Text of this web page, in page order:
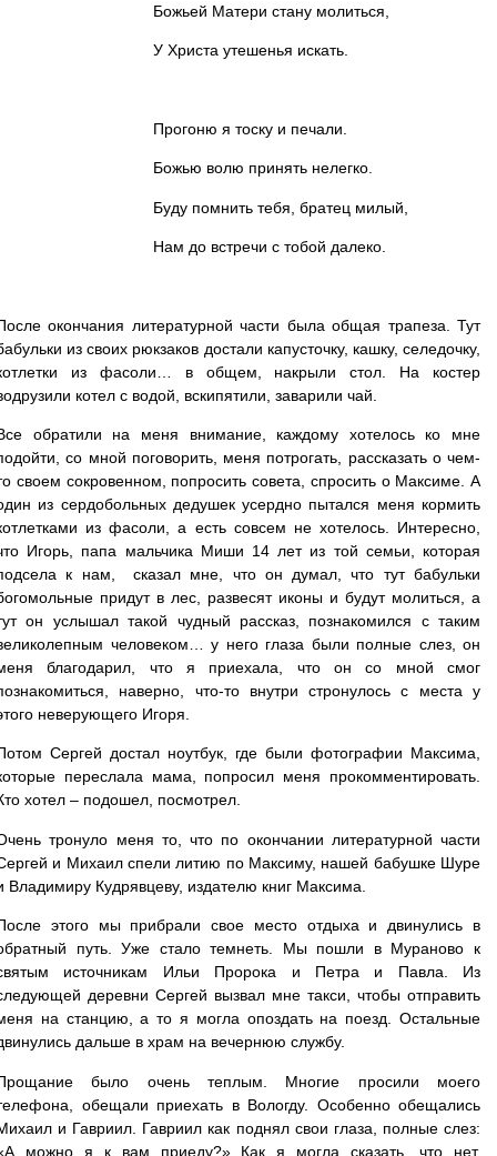
Божьей Матери стану молиться,
У Христа утешенья искать.
Прогоню я тоску и печали.
Божью волю принять нелегко.
Буду помнить тебя, братец милый,
Нам до встречи с тобой далеко.
окончания литературной части была общая трапеза. Тут
из своих рюкзаков достали капусточку, кашку, селедочку,
из фасоли… в общем, накрыли стол. На костер
котел с водой, вскипятили, заварили чай.
обратили на меня внимание, каждому хотелось ко мне
со мной поговорить, меня потрогать, рассказать о чем-
своем сокровенном, попросить совета, спросить о Максиме. А
из сердобольных дедушек усердно пытался меня кормить
из фасоли, а есть совсем не хотелось. Интересно,
Игорь, папа мальчика Миши 14 лет из той семьи, которая
к нам, сказал мне, что он думал, что тут бабульки
придут в лес, развесят иконы и будут молиться, а
он услышал такой чудный рассказ, познакомился с таким
человеком… у него глаза были полные слез, он
благодарил, что я приехала, что он со мной смог
наверно, что-то внутри стронулось с места у
неверующего Игоря.
Сергей достал ноутбук, где были фотографии Максима,
переслала мама, попросил меня прокомментировать.
хотел – подошел, посмотрел.
тронуло меня то, что по окончании литературной части
и Михаил спели литию по Максиму, нашей бабушке Шуре
Владимиру Кудрявцеву, издателю книг Максима.
этого мы прибрали свое место отдыха и двинулись в
путь. Уже стало темнеть. Мы пошли в Мураново к
источникам Ильи Пророка и Петра и Павла. Из
деревни Сергей вызвал мне такси, чтобы отправить
на станцию, а то я могла опоздать на поезд. Остальные
дальше в храм на вечернюю службу.
было очень теплым. Многие просили моего
обещали приехать в Вологду. Особенно обещались
и Гавриил. Гавриил как поднял свои глаза, полные слез:
можно я к вам приеду?» Как я могла сказать, что нет.